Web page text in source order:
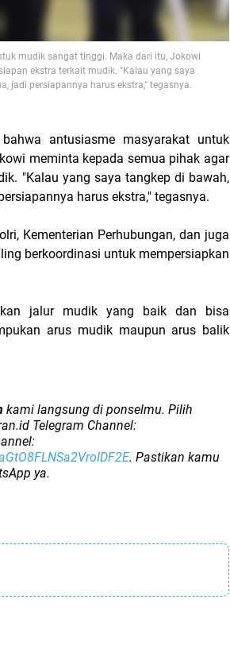
mudik sangat tinggi. Maka dari itu, Jokowi
ekstra terkait mudik. "Kalau yang saya
jadi persiapannya harus ekstra," tegasnya.
antusiasme masyarakat untuk
meminta kepada semua pihak agar
"Kalau yang saya tangkep di bawah,
harus ekstra," tegasnya.
Kementerian Perhubungan, dan juga
berkoordinasi untuk mempersiapkan
jalur mudik yang baik dan bisa
arus mudik maupun arus balik
kami langsung di ponselmu. Pilih
Telegram Channel:
. Pastikan kamu
ya.